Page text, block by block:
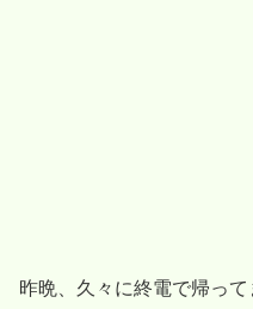
昨晩、久々に終電で帰っ